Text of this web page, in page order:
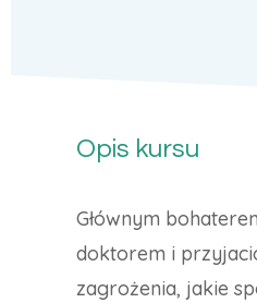
Opis kursu
Głównym
doktorem i
zagrożenia, jakie